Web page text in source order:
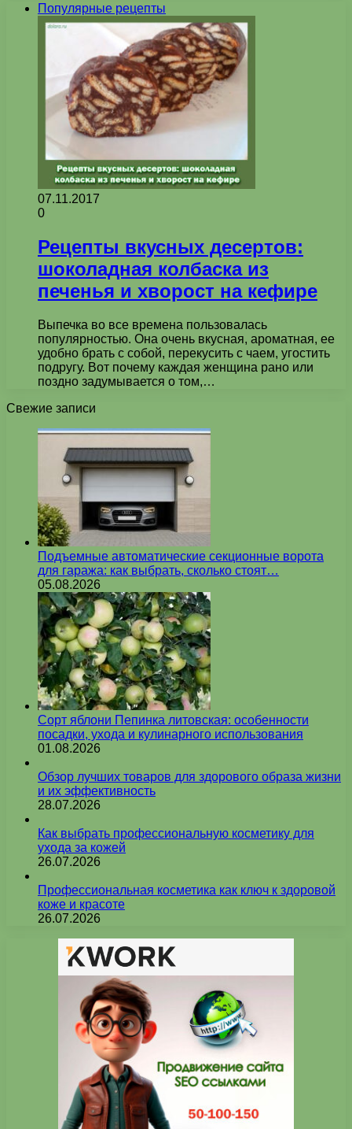
Популярные рецепты
07.11.2017
0
Рецепты вкусных десертов:
шоколадная колбаска из
печенья и хворост на кефире
Выпечка во все времена пользовалась
популярностью. Она очень вкусная, ароматная, ее
удобно брать с собой, перекусить с чаем, угостить
подругу. Вот почему каждая женщина рано или
поздно задумывается о том,…
Свежие записи
Подъемные автоматические секционные ворота
для гаража: как выбрать, сколько стоят…
05.08.2026
Сорт яблони Пепинка литовская: особенности
посадки, ухода и кулинарного использования
01.08.2026
Обзор лучших товаров для здорового образа жизни
и их эффективность
28.07.2026
Как выбрать профессиональную косметику для
ухода за кожей
26.07.2026
Профессиональная косметика как ключ к здоровой
коже и красоте
26.07.2026